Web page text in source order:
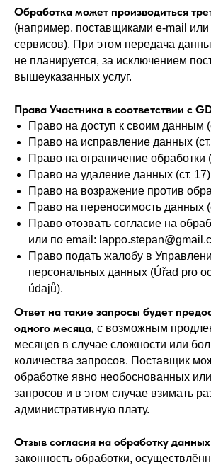
Обработка может производиться
(например, поставщиками e-mail
сервисов). При этом передача
не планируется, за исключением
вышеуказанных услуг.
Права Участника в соответствии с
Право на доступ к своим данным
Право на исправление данных
Право на ограничение обработки
Право на удаление данных (ст.
Право на возражение против
Право на переносимость данных
Право отозвать согласие на
или по email:
Право подать жалобу в
персональных данных (Úřad pro
údajů).
Ответ на такие запросы будет
одного месяца, с возможным
месяцев в случае сложности или
количества запросов. Поставщик
обработке явно необоснованных
запросов и в этом случае взимать
административную плату.
Отзыв согласия на обработку данных
законность обработки,